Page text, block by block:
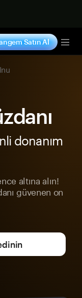
Satın Al
donanım
altına alın!
güvenen on